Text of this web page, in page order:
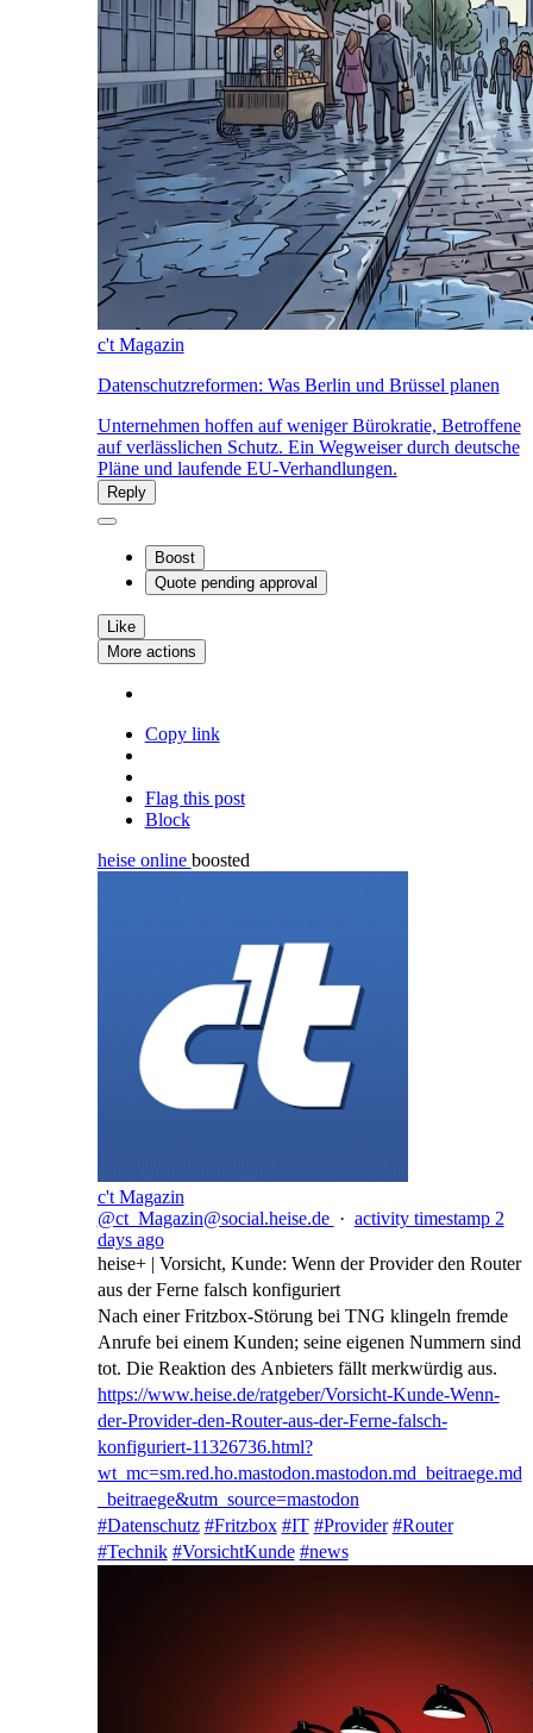
c't Magazin
Datenschutzreformen: Was Berlin und Brüssel planen
Unternehmen hoffen auf weniger Bürokratie, Betroffene
auf verlässlichen Schutz. Ein Wegweiser durch deutsche
Pläne und laufende EU-Verhandlungen.
Reply
Boost
Quote pending approval
Like
More actions
Copy link
Flag this post
Block
heise online boosted
c't Magazin
@ct_Magazin@social.heise.de · activity timestamp 2
days ago
heise+ | Vorsicht, Kunde: Wenn der Provider den Router
aus der Ferne falsch konfiguriert
Nach einer Fritzbox-Störung bei TNG klingeln fremde
Anrufe bei einem Kunden; seine eigenen Nummern sind
tot. Die Reaktion des Anbieters fällt merkwürdig aus.
https://www.heise.de/ratgeber/Vorsicht-Kunde-Wenn-
der-Provider-den-Router-aus-der-Ferne-falsch-
konfiguriert-11326736.html?
wt_mc=sm.red.ho.mastodon.mastodon.md_beitraege.md
_beitraege&utm_source=mastodon
#Datenschutz #Fritzbox #IT #Provider #Router
#Technik #VorsichtKunde #news